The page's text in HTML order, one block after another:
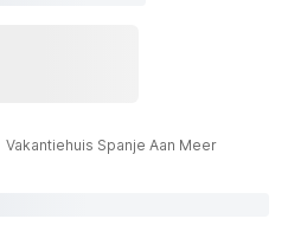
Vakantiehuis Spanje Aan Meer